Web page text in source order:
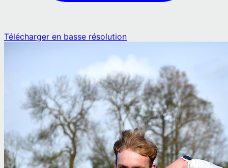
Télécharger en basse résolution